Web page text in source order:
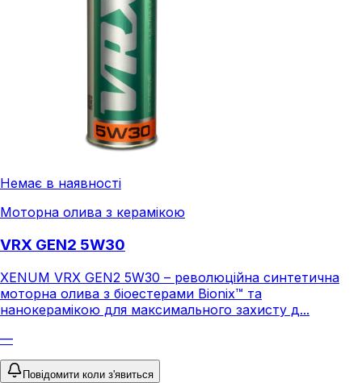
Немає в наявності
Моторна олива з керамікою
VRX GEN2 5W30
XENUM VRX GEN2 5W30 – революційна синтетична
моторна олива з біоестерами Bionix™ та
нанокерамікою для максимального захисту д...
—
Повідомити коли з'явиться